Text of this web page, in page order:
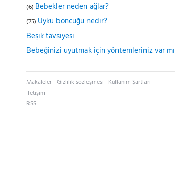
(6) Bebekler neden ağlar?
(75) Uyku boncuğu nedir?
Beşik tavsiyesi
Bebeğinizi uyutmak için yöntemleriniz var mı
Makaleler Gizlilik sözleşmesi Kullanım Şartları
İletişim
RSS